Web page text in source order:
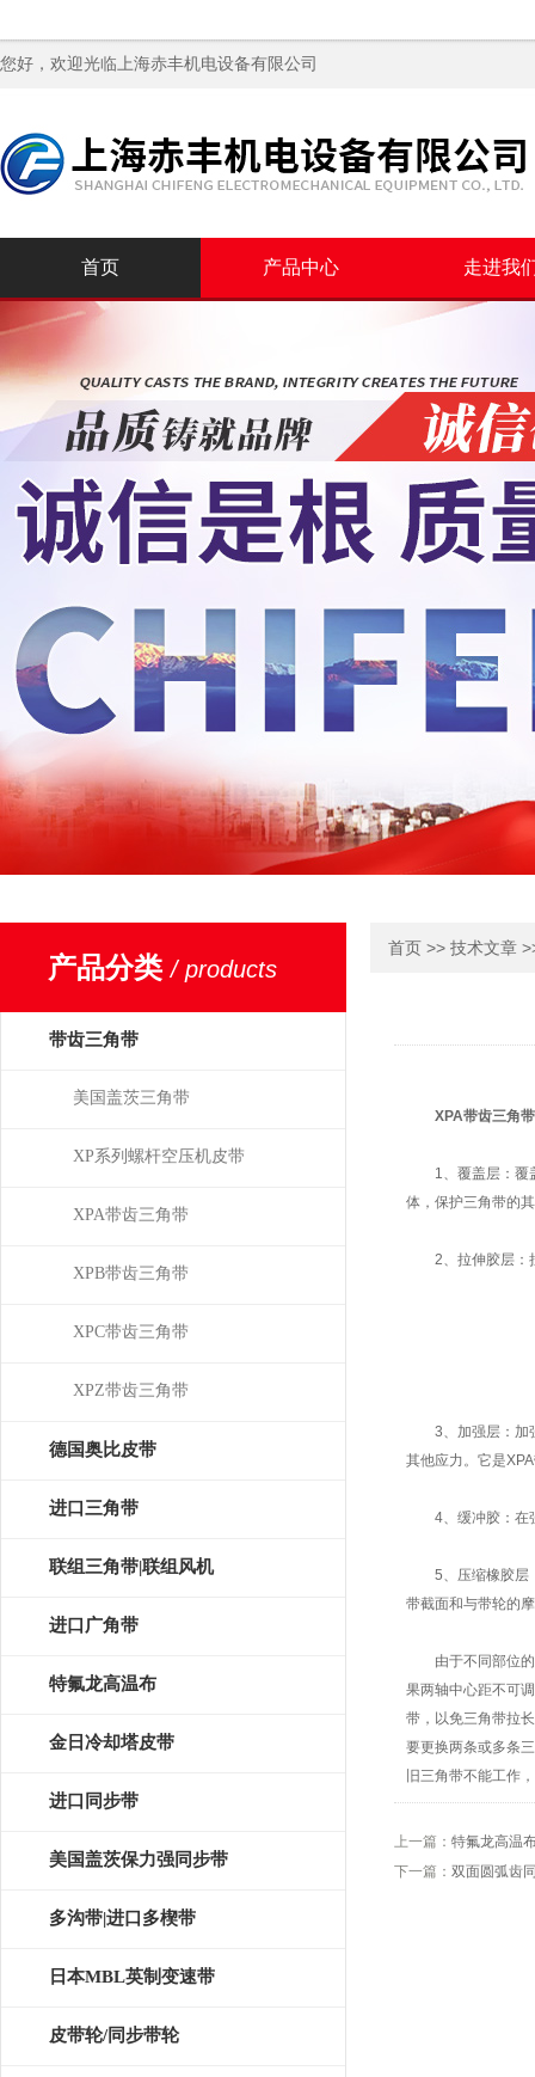
您好，欢迎光临上海赤丰机电设备有限公司
首页 产品中心 走进我
产品分类/ products
带齿三角带
美国盖茨三角带
XP系列螺杆空压机皮带
XPA带齿三角带
XPB带齿三角带
XPC带齿三角带
XPZ带齿三角带
德国奥比皮带
OPTIBELT
进口三角带
联组三角带|联组风机
皮带
进口广角带
特氟龙高温布
金日冷却塔皮带
进口同步带
美国盖茨保力强同步带
多沟带|进口多楔带
日本MBL英制变速带
皮带轮/同步带轮
首页 >> 技术文章
XPA带齿三角带
1、覆盖层：覆盖
体，保护三角带的
2、拉伸胶层：拉
3、加强层：加强
其他应力。它是
4、缓冲胶：在强
5、压缩橡胶层：
带截面和与带轮的
由于不同部位的
果两轴中心距不可
带，以免三角带拉
要更换两条或多条
旧三角带不能工作
上一篇： 特氟龙高温
下一篇： 双面圆弧齿